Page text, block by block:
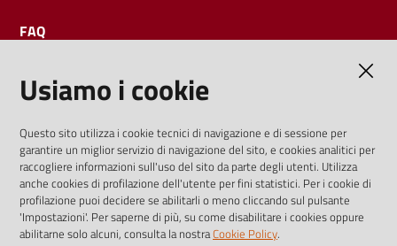
FAQ
I dati personali pubblicati sono riutilizzabili solo alle condizioni
previste dalla direttiva comunitaria 2003/98/CE e dal d.lgs.
36/2006
Usiamo i cookie
Questo sito utilizza i cookie tecnici di navigazione e di sessione per
garantire un miglior servizio di navigazione del sito, e cookies analitici per
raccogliere informazioni sull'uso del sito da parte degli utenti. Utilizza
anche cookies di profilazione dell'utente per fini statistici. Per i cookie di
profilazione puoi decidere se abilitarli o meno cliccando sul pulsante
'Impostazioni'. Per saperne di più, su come disabilitare i cookies oppure
abilitarne solo alcuni, consulta la nostraCookie Policy.